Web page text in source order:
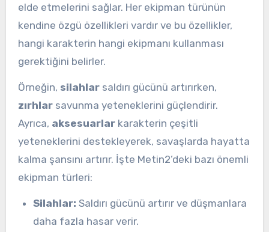
elde etmelerini sağlar. Her ekipman türünün
kendine özgü özellikleri vardır ve bu özellikler,
hangi karakterin hangi ekipmanı kullanması
gerektiğini belirler.
Örneğin, silahlarsaldırı gücünü artırırken,
zırhlarsavunma yeteneklerini güçlendirir.
Ayrıca, aksesuarlarkarakterin çeşitli
yeteneklerini destekleyerek, savaşlarda hayatta
kalma şansını artırır. İşte Metin2’deki bazı önemli
ekipman türleri:
Silahlar: Saldırı gücünü artırır ve düşmanlara
daha fazla hasar verir.